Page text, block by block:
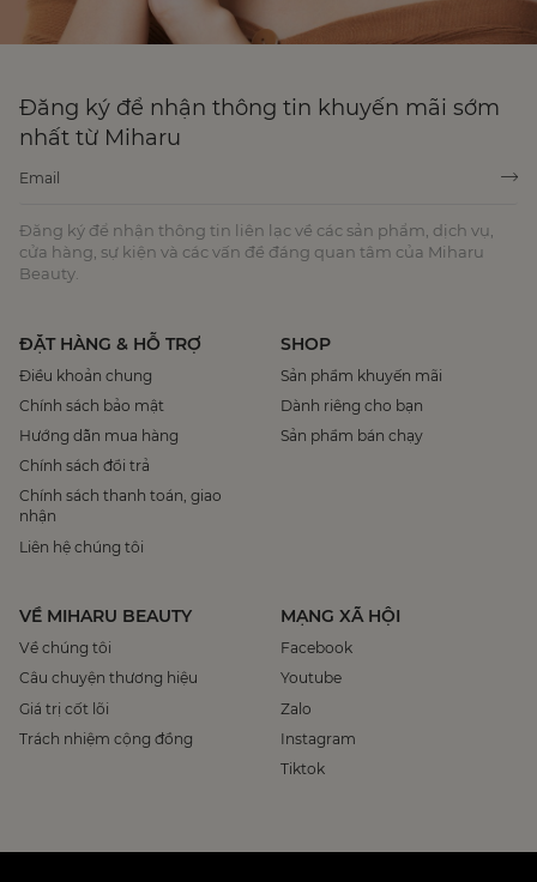
Đăng ký để nhận thông tin khuyến mãi sớm
nhất từ Miharu
Đăng ký để nhận thông tin liên lạc về các sản phẩm, dịch vụ,
cửa hàng, sự kiện và các vấn đề đáng quan tâm của Miharu
Beauty.
ĐẶT HÀNG & HỖ TRỢ
Điều khoản chung
Chính sách bảo mật
Hướng dẫn mua hàng
Chính sách đổi trả
Chính sách thanh toán, giao
nhận
Liên hệ chúng tôi
SHOP
Sản phẩm khuyến mãi
Dành riêng cho bạn
Sản phẩm bán chạy
VỀ MIHARU BEAUTY
Về chúng tôi
Câu chuyện thương hiệu
Giá trị cốt lõi
Trách nhiệm cộng đồng
MẠNG XÃ HỘI
Facebook
Youtube
Zalo
Instagram
Tiktok